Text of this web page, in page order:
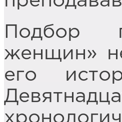
Подбор
женщин»
его